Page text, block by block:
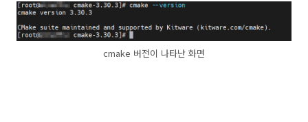
cmake 버전이 나타난 화면